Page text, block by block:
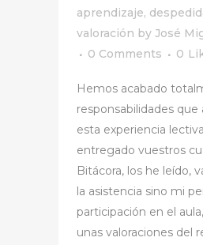
aprendizaje,
valoración by José
0 Comments
0
Hemos acabado
responsabilidades que
esta experiencia
entregado vuestros
Bitácora, los he leído,
la asistencia sino mi
participación en el
unas valoraciones del